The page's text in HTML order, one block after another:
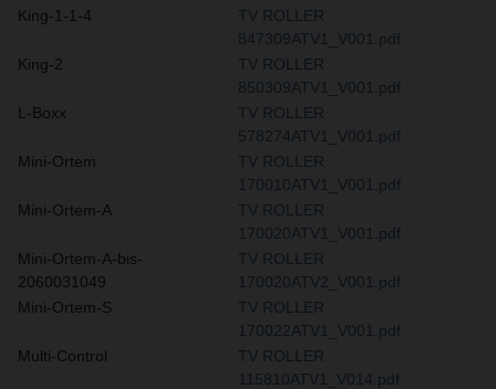
King-1-1-4
TV ROLLER
847309ATV1_V001.pdf
King-2
TV ROLLER
850309ATV1_V001.pdf
L-Boxx
TV ROLLER
578274ATV1_V001.pdf
Mini-Ortem
TV ROLLER
170010ATV1_V001.pdf
Mini-Ortem-A
TV ROLLER
170020ATV1_V001.pdf
Mini-Ortem-A-bis-
2060031049
TV ROLLER
170020ATV2_V001.pdf
Mini-Ortem-S
TV ROLLER
170022ATV1_V001.pdf
Multi-Control
TV ROLLER
115810ATV1_V014.pdf